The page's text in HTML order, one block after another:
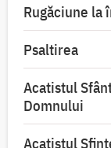
Rugăciune la
Psaltirea
Acatistul
Domnului
Acatistul